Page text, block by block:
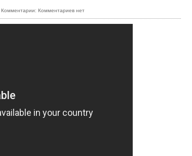
. Комментарии: Комментариев нет